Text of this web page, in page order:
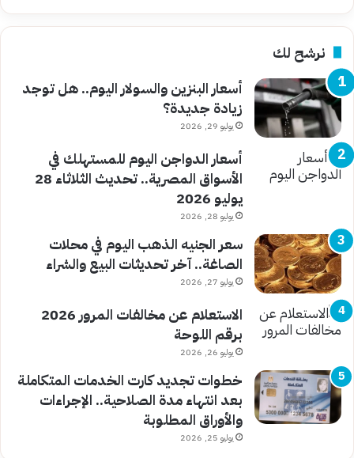
نرشح لك
أسعار البنزين والسولار اليوم.. هل توجد
زيادة جديدة؟
يوليو 29, 2026
أسعار الدواجن اليوم للمستهلك في
الأسواق المصرية.. تحديث الثلاثاء 28
يوليو 2026
يوليو 28, 2026
سعر الجنيه الذهب اليوم في محلات
الصاغة.. آخر تحديثات البيع والشراء
يوليو 27, 2026
الاستعلام عن مخالفات المرور 2026
برقم اللوحة
يوليو 26, 2026
خطوات تجديد كارت الخدمات المتكاملة
بعد انتهاء مدة الصلاحية.. الإجراءات
والأوراق المطلوبة
يوليو 25, 2026